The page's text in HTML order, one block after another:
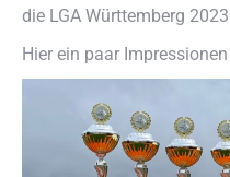
die LGA Württemberg
Hier ein paar Impressionen